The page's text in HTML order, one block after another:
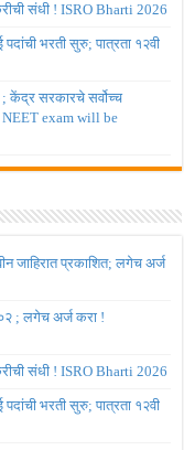
संधी ! ISRO Bharti 2026
पदांची भरती सुरु; पात्रता १२वी
; केंद्र सरकारचे सर्वोच्च
NEET exam will be
जाहिरात प्रकाशित; लगेच अर्ज
; लगेच अर्ज करा !
संधी ! ISRO Bharti 2026
पदांची भरती सुरु; पात्रता १२वी